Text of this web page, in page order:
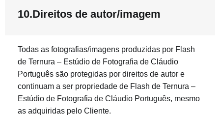
10.Direitos de autor/imagem
Todas as fotografias/imagens produzidas por Flash
de Ternura – Estúdio de Fotografia de Cláudio
Português são protegidas por direitos de autor e
continuam a ser propriedade de Flash de Ternura –
Estúdio de Fotografia de Cláudio Português, mesmo
as adquiridas pelo Cliente.